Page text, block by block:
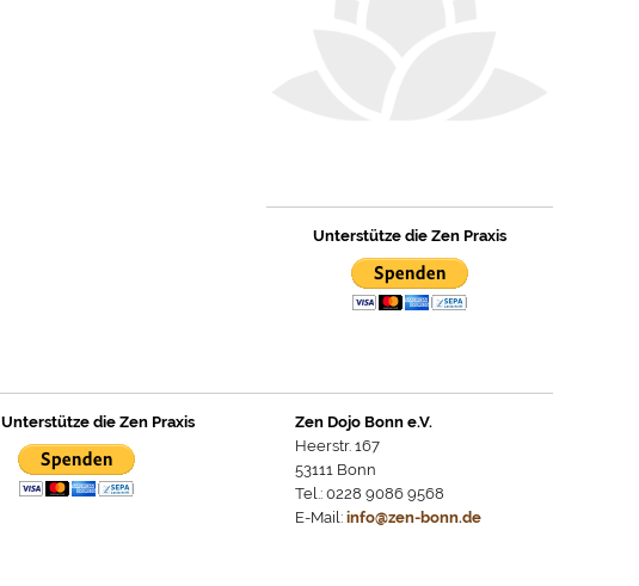
Unterstütze die Zen Praxis
Unterstütze die Zen Praxis
Zen Dojo Bonn e.V.
Heerstr. 167
53111 Bonn
Tel.: 0228 9086 9568
E-Mail: info@zen-bonn.de